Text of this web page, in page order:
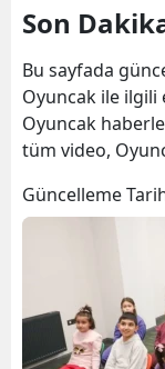
Son
Bu sayfada
Oyuncak ile ilgili
Oyuncak
tüm video,
Güncelleme